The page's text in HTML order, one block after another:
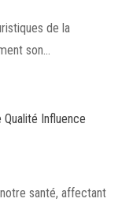
de la
son…
Influence
santé, affectant